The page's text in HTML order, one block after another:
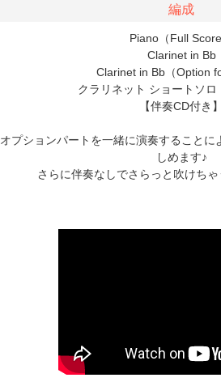
編成
Piano（Full Score
Clarinet in Bb
Clarinet in Bb（Option
クラリネット ショートソロ
【伴奏CD付き】
オプションパートを一緒に演奏することに
しめます♪
さらに伴奏なしでさらっと吹けち